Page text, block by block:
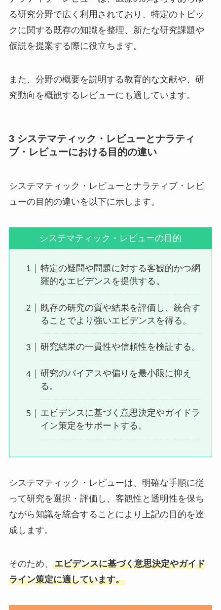
る研究分野で広く利用されており、特定のトピッ
クに関する既存の知識を整理、新たな研究課題や
仮説を提案する際に役立ちます。
また、分野の概要を説明する教育的な文献や、研
究動向を概観するレビューにも適しています。
3 システマティック・レビューとナラティ
ブ・レビューにおける目的の違い
システマティック・レビューとナラティブ・レビ
ューの目的の違いを以下に示します。
システマティック・レビューの目的
特定の疑問や問題に対する客観的かつ網
羅的なエビデンスを提供する。
既存の研究の質や結果を評価し、統合す
ることでより強いエビデンスを得る。
研究結果の一貫性や信頼性を検証する。
研究のバイアスや偏りを最小限に抑え
る。
エビデンスに基づく意思決定やガイドラ
イン策定をサポートする。
システマティック・レビューは、明確な手順に従
って研究を選択・評価し、客観性と透明性を保ち
ながら知識を統合することにより上記の目的を達
成します。
そのため、 エビデンスに基づく意思決定やガイド
ライン策定に適しています。